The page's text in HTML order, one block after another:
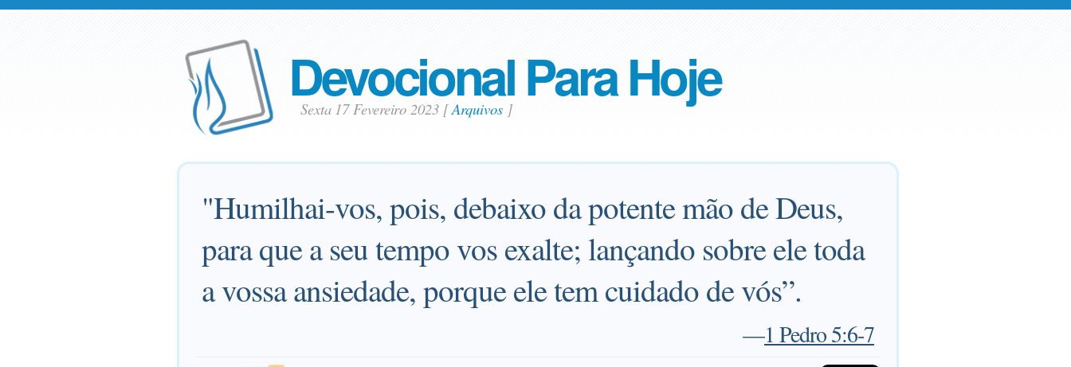
Devocional Para Hoje
Sexta 17 Fevereiro 2023 [Arquivos]
"Humilhai-vos, pois, debaixo da potente mão de Deus,
para que a seu tempo vos exalte; lançando sobre ele toda
a vossa ansiedade, porque ele tem cuidado de vós”.
—1 Pedro 5:6-7